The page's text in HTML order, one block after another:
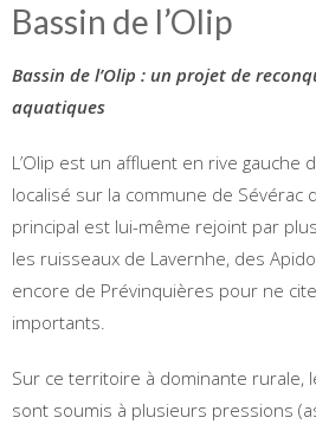
Bassin de l’Olip
Bassin de l’Olip : un projet de
aquatiques
L’Olip est un affluent en rive gauche
localisé sur la commune de Sévérac
principal est lui-même rejoint par
les ruisseaux de Lavernhe, des
encore de Prévinquières pour ne
importants.
Sur ce territoire à dominante rurale,
sont soumis à plusieurs pressions